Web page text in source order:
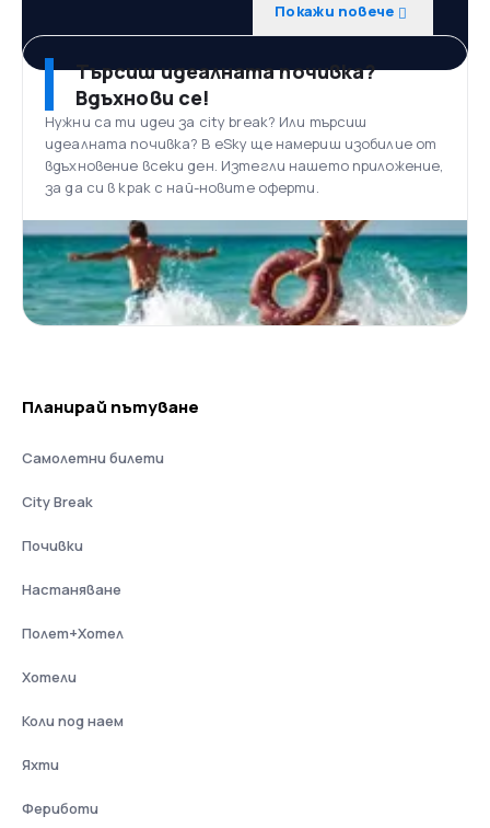
Покажи повече
Търсиш идеалната почивка?
Вдъхнови се!
Нужни са ти идеи за city break? Или търсиш
идеалната почивка? В eSky ще намериш изобилие от
вдъхновение всеки ден. Изтегли нашето приложение,
за да си в крак с най-новите оферти.
Планирай пътуване
Самолетни билети
City Break
Почивки
Настаняване
Полет+Хотел
Хотели
Коли под наем
Яхти
Фериботи